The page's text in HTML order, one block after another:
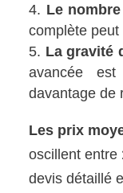
Le
complète
La gravité
avancée
davantage de
Les prix
oscillent entre
devis détaillé